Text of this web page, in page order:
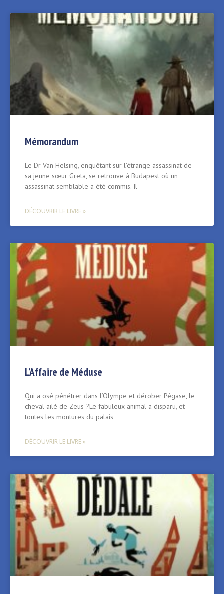
Mémorandum
Le Dr Van Helsing, enquêtant sur l’étrange assassinat de
sa jeune sœur Greta, se retrouve à Budapest où un
assassinat semblable a été commis. Il
DÉCOUVRIR LE LIVRE »
L’Affaire de Méduse
Qui a osé pénétrer dans l’Olympe et dérober Pégase, le
cheval ailé de Zeus ?Le fabuleux animal a disparu, et
toutes les montures du palais
DÉCOUVRIR LE LIVRE »